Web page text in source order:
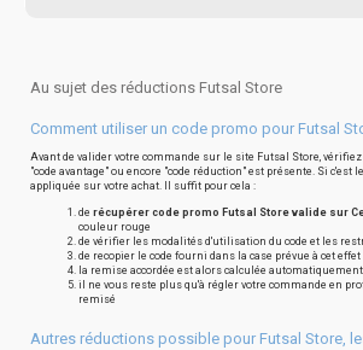
Au sujet des réductions Futsal Store
Comment utiliser un code promo pour Futsal
Avant de valider votre commande sur le site Futsal Store, vérifiez
"code avantage" ou encore "code réduction" est présente. Si c'est
appliquée sur votre achat. Il suffit pour cela :
de récupérer code promo Futsal Store valide sur
couleur rouge
de vérifier les modalités d'utilisation du code et les
de recopier le code fourni dans la case prévue à cet
la remise accordée est alors calculée automatiquement
il ne vous reste plus qu'à régler votre commande en
remisé
Autres réductions possible pour Futsal Store,